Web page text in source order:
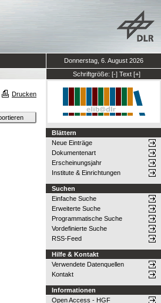
Donnerstag, 6. August 2026
Schriftgröße: [-] Text [+]
Drucken
Blättern
Neue Einträge
Dokumentenart
Erscheinungsjahr
Institute & Einrichtungen
Suchen
Einfache Suche
Erweiterte Suche
Programmatische Suche
Vordefinierte Suche
RSS-Feed
Hilfe & Kontakt
Verwendete Datenquellen
Kontakt
Informationen
Open Access - HGF